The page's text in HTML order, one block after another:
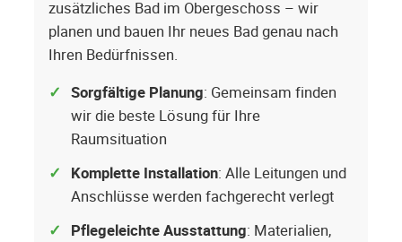
zusätzliches Bad im Obergeschoss – wir
planen und bauen Ihr neues Bad genau nach
Ihren Bedürfnissen.
Sorgfältige Planung: Gemeinsam finden
wir die beste Lösung für Ihre
Raumsituation
Komplette Installation: Alle Leitungen und
Anschlüsse werden fachgerecht verlegt
Pflegeleichte Ausstattung: Materialien,